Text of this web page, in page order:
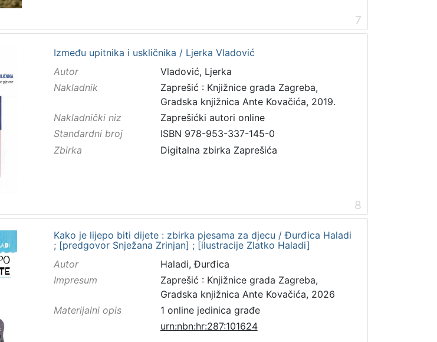
7
Između upitnika i uskličnika / Ljerka Vladović
Autor
Vladović, Ljerka
Nakladnik
Zaprešić : Knjižnice grada Zagreba,
Gradska knjižnica Ante Kovačića, 2019.
Nakladnički niz
Zaprešićki autori online
Standardni broj
ISBN 978-953-337-145-0
Zbirka
Digitalna zbirka Zaprešića
8
Kako je lijepo biti dijete : zbirka pjesama za djecu / Đurđica Haladi
; [predgovor Snježana Zrinjan] ; [ilustracije Zlatko Haladi]
Autor
Haladi, Đurđica
Impresum
Zaprešić : Knjižnice grada Zagreba,
Gradska knjižnica Ante Kovačića, 2026
Materijalni opis
1 online jedinica građe
urn:nbn:hr:287:101624